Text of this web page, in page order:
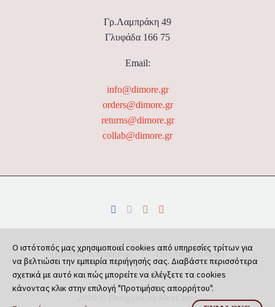
Γρ.Λαμπράκη 49
Γλυφάδα 166 75
Email:
info@dimore.gr
orders@dimore.gr
returns@dimore.gr
collab@dimore.gr
Πολιτική Απορρήτου Πολιτική Cookies
AlexChara
Ο ιστότοπός μας χρησιμοποιεί cookies από υπηρεσίες τρίτων για
να βελτιώσει την εμπειρία περιήγησής σας. Διαβάστε περισσότερα
σχετικά με αυτό και πώς μπορείτε να ελέγξετε τα cookies
κάνοντας κλικ στην επιλογή "Προτιμήσεις απορρήτου".